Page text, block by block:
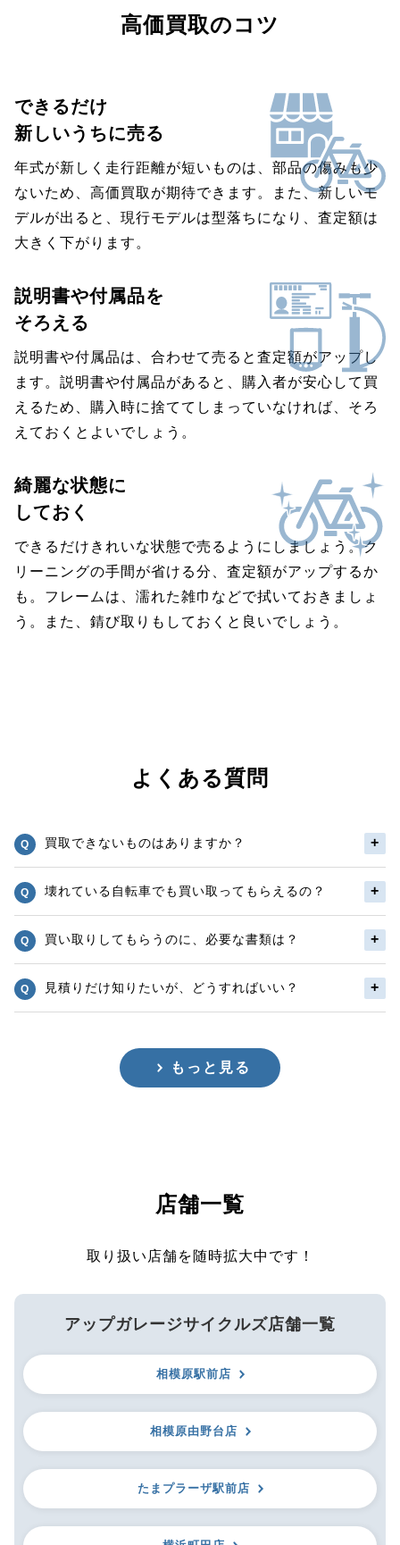
高価買取のコツ
できるだけ
新しいうちに売る
年式が新しく走行距離が短いものは、部品の傷みも少
ないため、高価買取が期待できます。また、新しいモ
デルが出ると、現行モデルは型落ちになり、査定額は
大きく下がります。
説明書や付属品を
そろえる
説明書や付属品は、合わせて売ると査定額がアップし
ます。説明書や付属品があると、購入者が安心して買
えるため、購入時に捨ててしまっていなければ、そろ
えておくとよいでしょう。
綺麗な状態に
しておく
できるだけきれいな状態で売るようにしましょう。ク
リーニングの手間が省ける分、査定額がアップするか
も。フレームは、濡れた雑巾などで拭いておきましょ
う。また、錆び取りもしておくと良いでしょう。
よくある質問
買取できないものはありますか？
壊れている自転車でも買い取ってもらえるの？
買い取りしてもらうのに、必要な書類は？
見積りだけ知りたいが、どうすればいい？
もっと見る
店舗一覧
取り扱い店舗を随時拡大中です！
アップガレージサイクルズ店舗一覧
相模原駅前店
相模原由野台店
たまプラーザ駅前店